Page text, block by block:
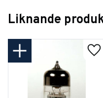
Liknande